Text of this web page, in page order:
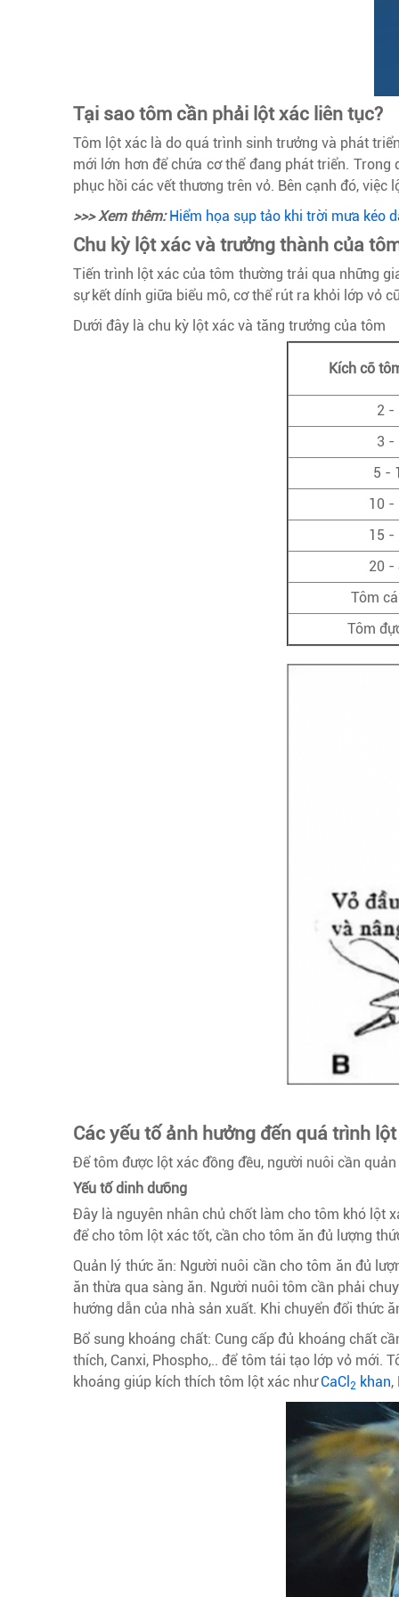
Tại sao tôm cần phải lột xác liên tục?
Tôm lột xác là do quá trình sinh trưởng và phát
mới lớn hơn để chứa cơ thể đang phát triển.
phục hồi các vết thương trên vỏ. Bên cạnh đó,
>>> Xem thêm: Hiểm họa sụp tảo khi trời mưa kéo
Chu kỳ lột xác và trưởng thành của
Tiến trình lột xác của tôm thường trải qua những
sự kết dính giữa biểu mô, cơ thể rút ra khỏi lớp vỏ
Dưới đây là chu kỳ lột xác và tăng trưởng của tôm
Kích cỡ
2 -
3 -
5 -
10 -
15 -
20 -
Tôm
Tôm
Các yếu tố ảnh hưởng đến quá trình
Để tôm được lột xác đồng đều, người nuôi cần
Yếu tố dinh dưỡng
Đây là nguyên nhân chủ chốt làm cho tôm khó lột
để cho tôm lột xác tốt, cần cho tôm ăn đủ lượng
Quản lý thức ăn: Người nuôi cần cho tôm ăn đủ
ăn thừa qua sàng ăn. Người nuôi tôm cần phải
hướng dẫn của nhà sản xuất. Khi chuyển đổi thức
Bổ sung khoáng chất: Cung cấp đủ khoáng chất
thích, Canxi, Phospho,.. để tôm tái tạo lớp vỏ mới.
khoáng giúp kích thích tôm lột xác nhưCaCl 2 khan,